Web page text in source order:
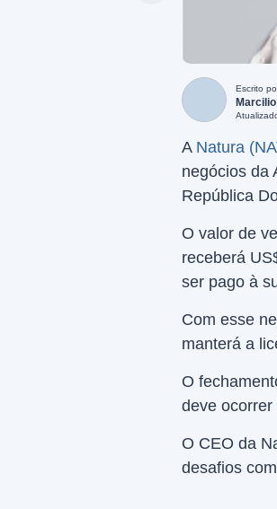
Escrito
A Natura
negócios da
República
O valor de
receberá
ser pago à
Com esse
manterá a
O
deve
O CEO da
desafios